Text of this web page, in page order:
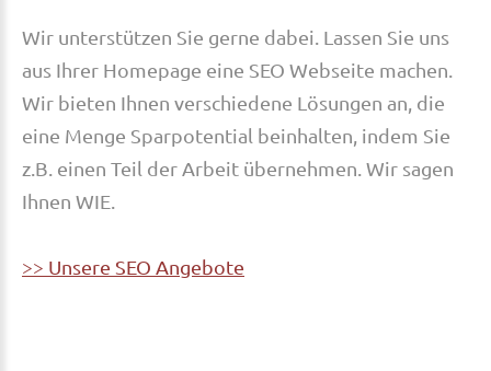
Wir unterstützen Sie gerne dabei. Lassen Sie uns
aus Ihrer Homepage eine SEO Webseite machen.
Wir bieten Ihnen verschiedene Lösungen an, die
eine Menge Sparpotential beinhalten, indem Sie
z.B. einen Teil der Arbeit übernehmen. Wir sagen
Ihnen WIE.
>> Unsere SEO Angebote